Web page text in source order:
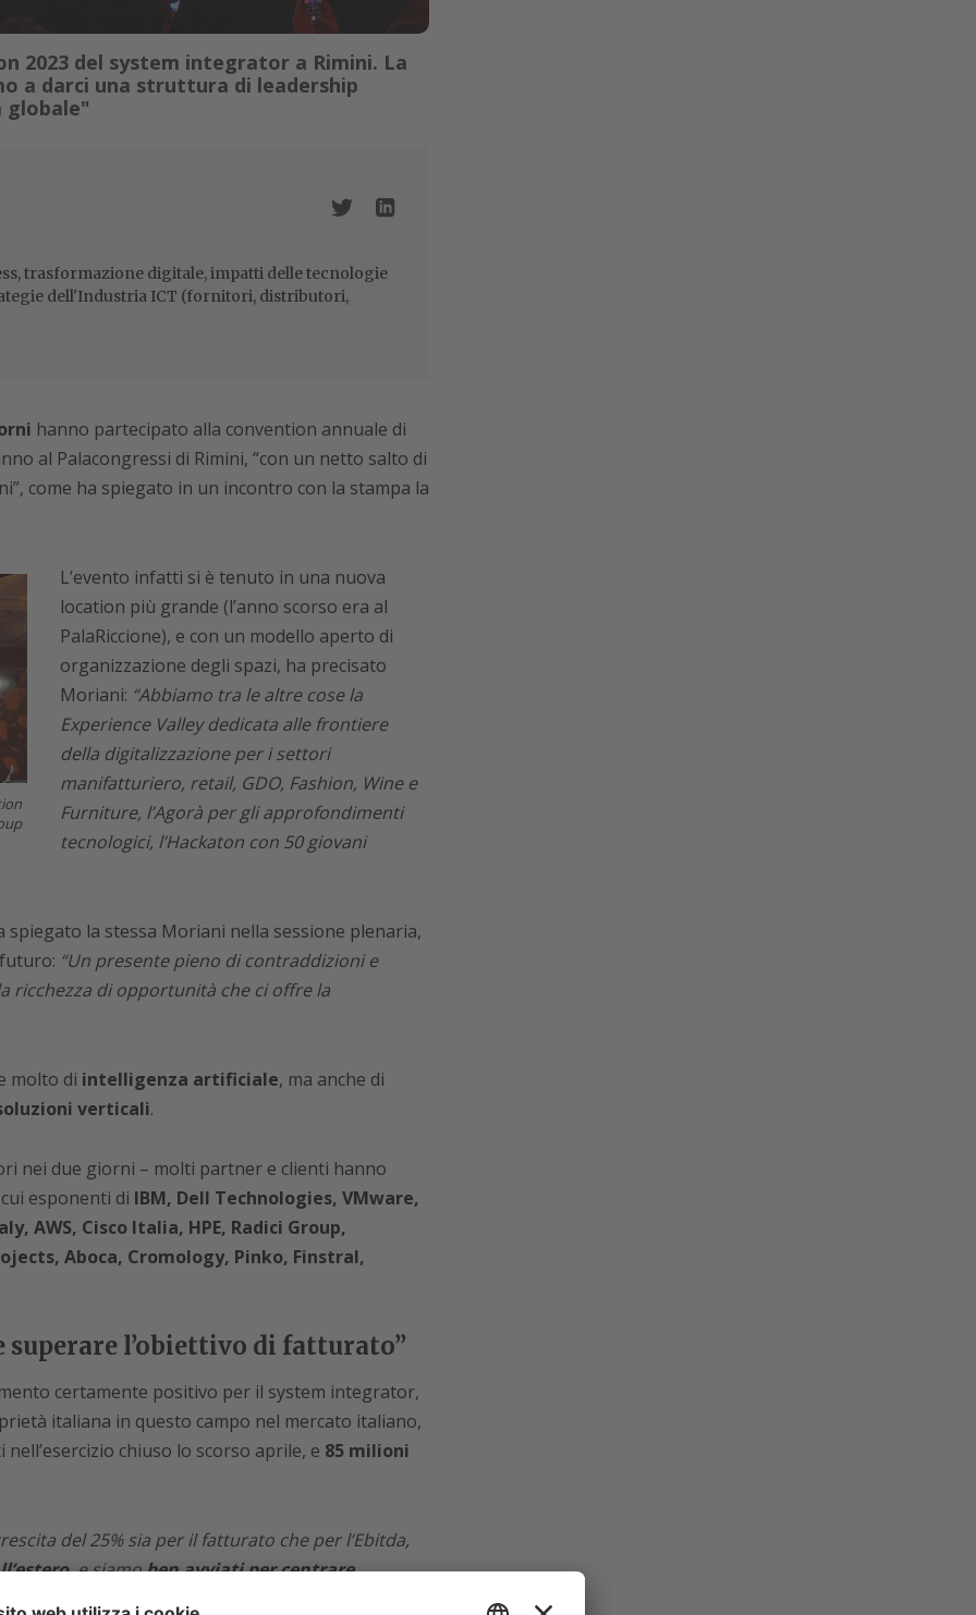
2023 del system integrator a Rimini. La
a darci una struttura di leadership
globale"
trasformazione digitale, impatti delle tecnologie
dell'Industria ICT (fornitori, distributori,
hanno partecipato alla convention annuale di
al Palacongressi di Rimini, “con un netto salto di
come ha spiegato in un incontro con la stampa la
L’evento infatti si è tenuto in una nuova
location più grande (l’anno scorso era al
PalaRiccione), e con un modello aperto di
organizzazione degli spazi, ha precisato
Moriani: “Abbiamo tra le altre cose la
Experience Valley dedicata alle frontiere
della digitalizzazione per i settori
manifatturiero, retail, GDO, Fashion, Wine e
Furniture, l’Agorà per gli approfondimenti
tecnologici, l’Hackaton con 50 giovani
spiegato la stessa Moriani nella sessione plenaria,
“Un presente pieno di contraddizioni e
ricchezza di opportunità che ci offre la
molto di intelligenza artificiale, ma anche di
verticali.
nei due giorni – molti partner e clienti hanno
esponenti di IBM, Dell Technologies, VMware,
AWS, Cisco Italia, HPE, Radici Group,
Aboca, Cromology, Pinko, Finstral,
superare l’obiettivo di fatturato”
certamente positivo per il system integrator,
italiana in questo campo nel mercato italiano,
chiuso lo scorso aprile, e 85 milioni
del 25% sia per il fatturato che per l’Ebitda,
, e siamoben avviati per centrare